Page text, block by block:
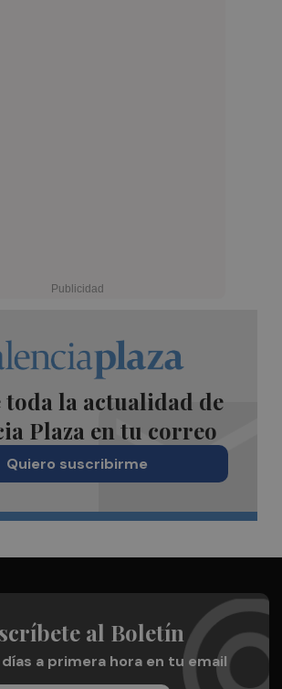
toda la actualidad de
Plaza en tu correo
Quiero suscribirme
al Boletín
a primera hora en tu email